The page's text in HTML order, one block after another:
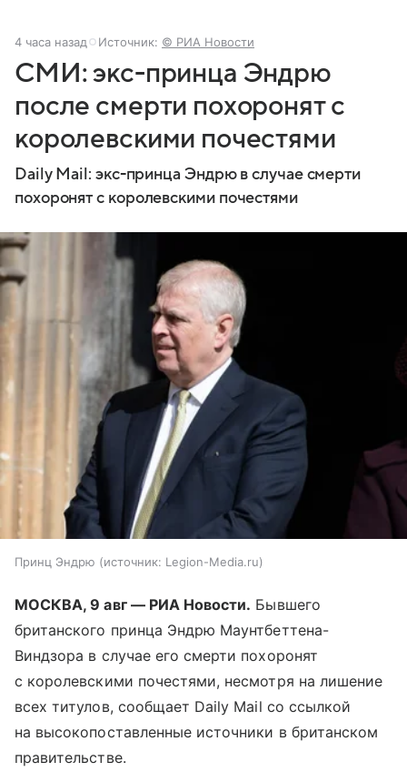
4 часа назад Источник: © РИА Новости
СМИ: экс-принца Эндрю
после смерти похоронят с
королевскими почестями
Daily Mail: экс-принца Эндрю в случае смерти
похоронят с королевскими почестями
Принц Эндрю источник: Legion-Media.ru
МОСКВА, 9 авг — РИА Новости. Бывшего
британского принца Эндрю Маунтбеттена-
Виндзора в случае его смерти похоронят
с королевскими почестями, несмотря на лишение
всех титулов, сообщает Daily Mail со ссылкой
на высокопоставленные источники в британском
правительстве.